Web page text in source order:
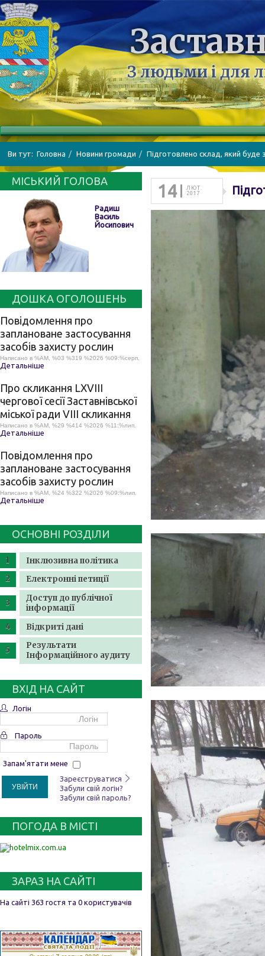
З людьми і для
Ви тут: Головна Новини громади Підготовлено склад, який буде
МІСЬКИЙ ГОЛОВА
Радиш
Василь
Йосипович
ДОШКА ОГОЛОШЕНЬ
Повідомлення про
заплановане застосування
засобів захисту рослин
Написано в %AM, %03 %319 %2026 %09:%серп.
Детальніше
Про скликання LХVІІІ
чергової сесії Заставнівської
міської ради VIII скликання
Написано в %AM, %29 %414 %2026 %11:%лип.
Детальніше
Повідомлення про
заплановане застосування
засобів захисту рослин
Написано в %AM, %24 %322 %2026 %09:%лип.
Детальніше
ОСНОВНІ РОЗДІЛИ
Інклюзивна політика
Електронні петиції
Доступ до публічної
інформації
Відкриті дані
Результати
Інформаційного аудиту
ВХІД НА САЙТ
Логін
Пароль
Запам'ятати мене
УВІЙТИ
Зареєструватися
Забули свій логін?
Забули свій пароль?
ПОГОДА В МІСТІ
ЗАРАЗ НА САЙТІ
На сайті 363 гостя та 0 користувачів
14
ЛЮТ.
2017